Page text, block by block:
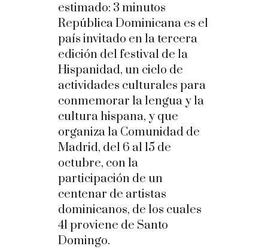
estimado: 3 minutos
República Dominicana es el
país invitado en la tercera
edición del festival de la
Hispanidad, un ciclo de
actividades culturales para
conmemorar la lengua y la
cultura hispana, y que
organiza la Comunidad de
Madrid, del 6 al 15 de
octubre, con la
participación de un
centenar de artistas
dominicanos, de los cuales
41 proviene de Santo
Domingo.